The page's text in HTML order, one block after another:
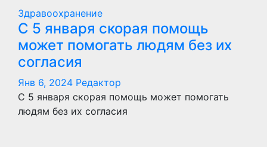
Здравоохранение
С 5 января скорая помощь
может помогать людям без их
согласия
Янв 6, 2024 Редактор
С 5 января скорая помощь может помогать
людям без их согласия